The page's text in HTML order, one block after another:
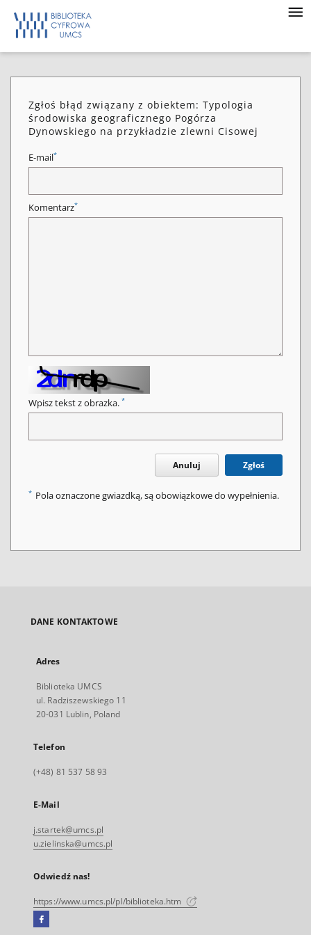
Zgłoś błąd związany z obiektem: Typologia
środowiska geograficznego Pogórza
Dynowskiego na przykładzie zlewni Cisowej
E-mail*
Komentarz*
Wpisz tekst z obrazka. *
Anuluj Zgłoś
* Pola oznaczone gwiazdką, są obowiązkowe do wypełnienia.
DANE KONTAKTOWE
Adres
Biblioteka UMCS
ul. Radziszewskiego 11
20-031 Lublin, Poland
Telefon
(+48) 81 537 58 93
E-Mail
j.startek@umcs.pl
u.zielinska@umcs.pl
Odwiedź nas!
https://www.umcs.pl/pl/biblioteka.htm
Facebook